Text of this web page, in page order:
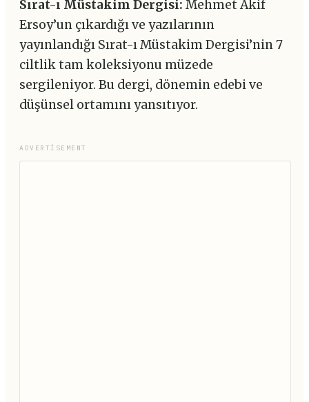
Sırat-ı Müstakim Dergisi: Mehmet Akif
Ersoy’un çıkardığı ve yazılarının
yayınlandığı Sırat-ı Müstakim Dergisi’nin 7
ciltlik tam koleksiyonu müzede
sergileniyor. Bu dergi, dönemin edebi ve
düşünsel ortamını yansıtıyor.
ADVERTISEMENT